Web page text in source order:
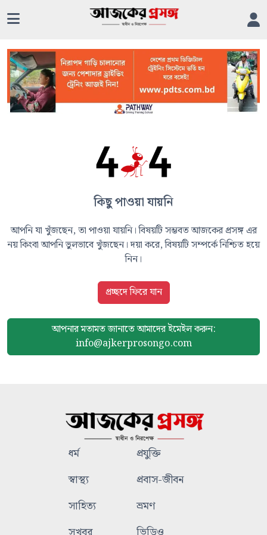
কিছু পাওয়া যায়নি
আপনি যা খুঁজছেন, তা পাওয়া যায়নি। বিষয়টি সম্ভবত আজকের প্রসঙ্গ এর
নয় কিংবা আপনি ভুলভাবে খুঁজছেন। দয়া করে, বিষয়টি সম্পর্কে নিশ্চিত হয়ে
নিন।
প্রচ্ছদে ফিরে যান
আপনার মতামত জানাতে আমাদেরইমেইল করুন:
info@ajkerprosongo.com
ধর্ম
প্রযুক্তি
স্বাস্থ্য
প্রবাস-জীবন
সাহিত্য
ভ্রমণ